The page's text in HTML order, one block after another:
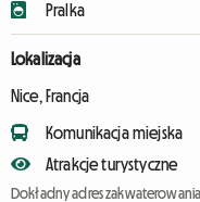
Pralka
Lokalizacja
Nice, Francja
Komunikacja miejska
Atrakcje turystyczne
Dokładny adres